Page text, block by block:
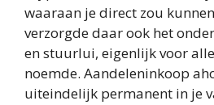
waaraan je direct zou
verzorgde daar ook het
en stuurlui, eigenlijk voor
noemde. Aandeleninkoop
uiteindelijk permanent in je